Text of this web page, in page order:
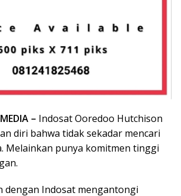
– Indosat Ooredoo Hutchison
diri bahwa tidak sekadar mencari
Melainkan punya komitmen tinggi
dengan Indosat mengantongi